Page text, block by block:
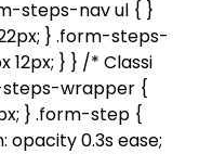
steps-nav ul { }
} .form-steps-
12px; } } /* Classi
steps-wrapper {
} .form-step {
opacity 0.3s ease;